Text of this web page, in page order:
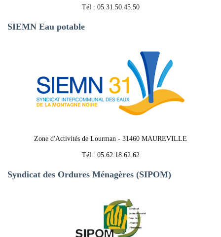
Tél : 05.31.50.45.50
SIEMN Eau potable
Zone d'Activités de Lourman - 31460 MAUREVILLE
Tél : 05.62.18.62.62
Syndicat des Ordures Ménagères (SIPOM)